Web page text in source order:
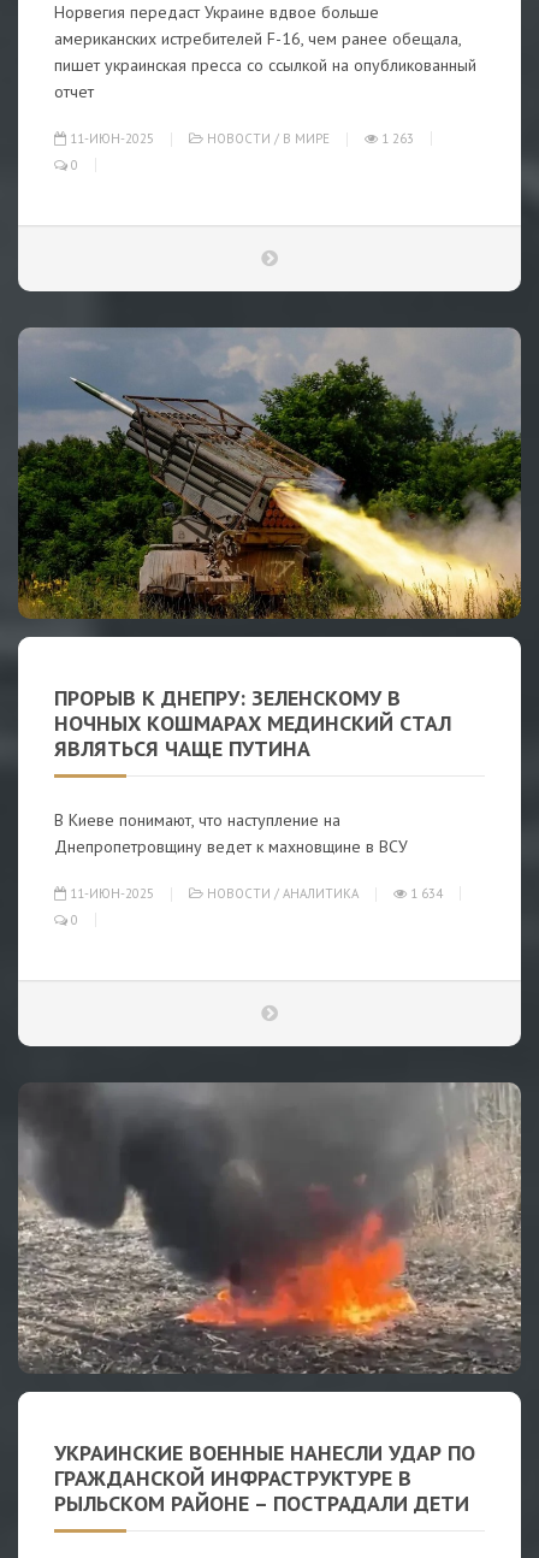
Норвегия передаст Украине вдвое больше
американских истребителей F-16, чем ранее обещала,
пишет украинская пресса со ссылкой на опубликованный
отчет
11-ИЮН-2025 НОВОСТИ / В МИРЕ
1 263
0
ПРОРЫВ К ДНЕПРУ: ЗЕЛЕНСКОМУ В
НОЧНЫХ КОШМАРАХ МЕДИНСКИЙ СТАЛ
ЯВЛЯТЬСЯ ЧАЩЕ ПУТИНА
В Киеве понимают, что наступление на
Днепропетровщину ведет к махновщине в ВСУ
11-ИЮН-2025 НОВОСТИ / АНАЛИТИКА
1 634
0
УКРАИНСКИЕ ВОЕННЫЕ НАНЕСЛИ УДАР ПО
ГРАЖДАНСКОЙ ИНФРАСТРУКТУРЕ В
РЫЛЬСКОМ РАЙОНЕ – ПОСТРАДАЛИ ДЕТИ